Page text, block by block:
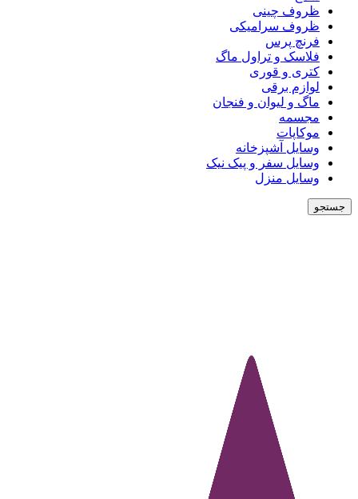
ظروف چینی
ظروف سرامیکی
فرنچ پرس
فلاسک و تراول ماگ
کتری و قوری
لوازم برقی
ماگ و لیوان و فنجان
مجسمه
موکاپات
وسایل آشپزخانه
وسایل سفر و پیک نیک
وسایل منزل
جستجو